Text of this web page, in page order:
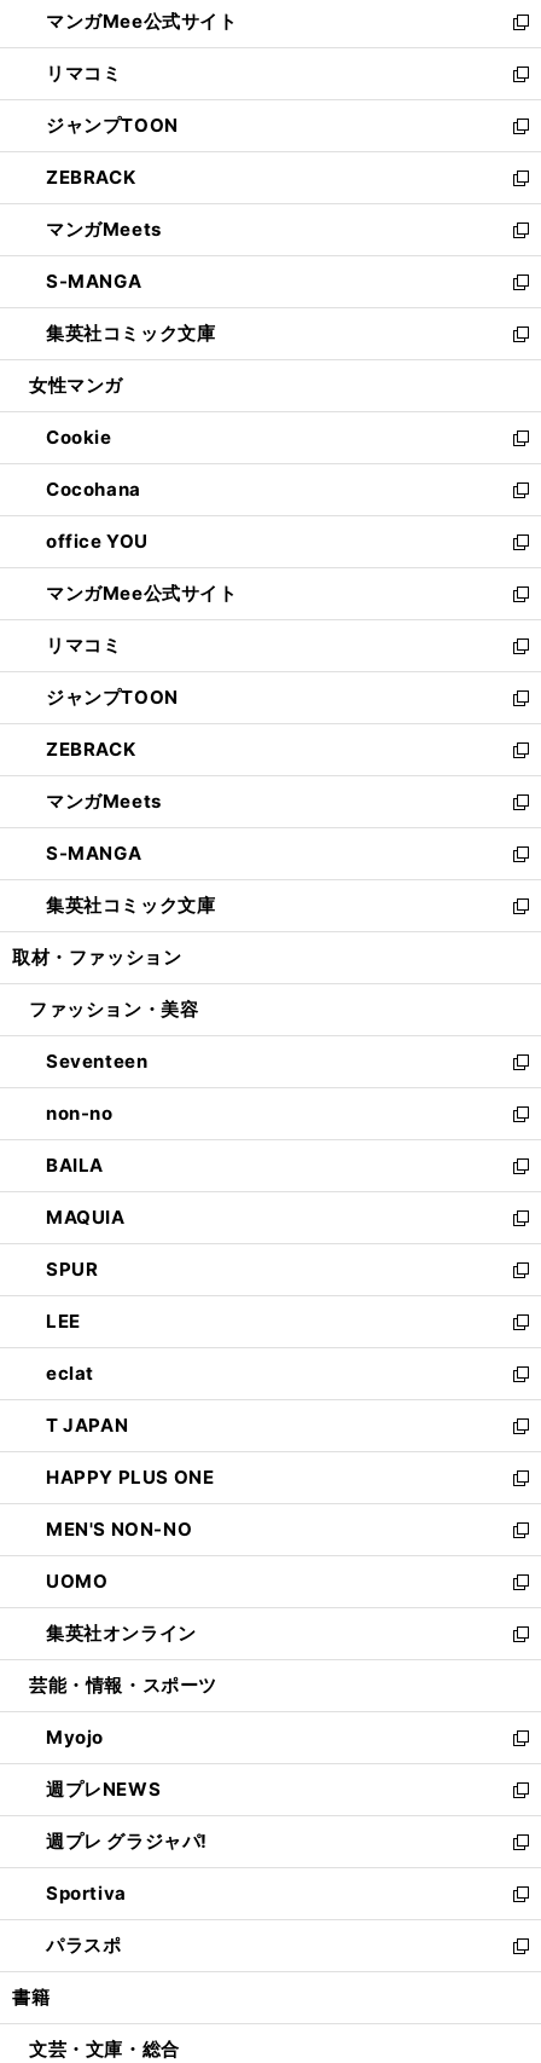
く
ド
ウ
で
開
く
ィ
ン
ド
ウ
で
開
く
い
ウ
ィ
ン
ド
ウ
で
開
く
マンガMee公式サイト
新
し
い
ウ
ィ
ン
ド
ウ
で
開
く
リマコミ
新
し
い
ウ
ィ
ン
ド
ウ
で
開
く
ジャンプTOON
新
し
い
ウ
ィ
ン
ド
ウ
で
開
ZEBRACK
新
し
い
ウ
ィ
ン
ド
ウ
開
く
マンガMeets
新
し
い
ウ
ィ
ン
ウ
で
開
く
S-MANGA
新
し
い
ウ
ン
ド
ウ
で
開
く
集英社コミック文庫
新
し
ウ
ィ
ン
ド
ウ
で
開
く
女性マンガ
Cookie
新
し
い
ウ
ィ
ン
ド
ウ
で
開
く
Cocohana
新
し
い
ウ
ィ
ン
ド
ウ
で
開
く
office YOU
新
し
い
ウ
ィ
ン
ド
ウ
で
開
く
マンガMee公式サイト
新
し
い
ウ
ィ
ン
ド
ウ
で
開
く
リマコミ
新
し
い
ウ
ィ
ン
ド
ウ
で
開
く
ジャンプTOON
新
し
い
ウ
ィ
ン
ド
ウ
で
開
ZEBRACK
新
し
い
ウ
ィ
ン
ド
ウ
開
マンガMeets
新
し
い
ウ
ィ
ン
ウ
開
く
S-MANGA
新
し
い
ウ
ン
ウ
で
開
く
集英社コミック文庫
新
し
ウ
ン
ド
ウ
で
開
く
取材・ファッション
ファッション・美容
Seventeen
新
し
い
ウ
ィ
ン
ド
ウ
で
開
く
non-no
新
し
い
ウ
ィ
ン
ド
ウ
で
開
く
BAILA
新
し
い
ウ
ィ
ン
ド
ウ
で
開
く
MAQUIA
新
し
い
ウ
ィ
ン
ド
ウ
で
開
く
SPUR
新
し
い
ウ
ィ
ン
ド
ウ
で
開
く
LEE
新
し
い
ウ
ィ
ン
ド
ウ
で
開
く
eclat
新
し
い
ウ
ィ
ン
ド
ウ
で
開
く
T JAPAN
新
し
い
ウ
ィ
ン
ド
ウ
で
開
HAPPY PLUS ONE
新
し
い
ウ
ィ
ン
ド
ウ
開
く
MEN'S NON-NO
新
し
い
ウ
ィ
ン
ウ
で
開
く
UOMO
新
し
い
ウ
ン
ド
ウ
で
開
く
集英社オンライン
新
し
ウ
ィ
ン
ド
ウ
で
開
く
芸能・情報・スポーツ
Myojo
新
し
い
ウ
ィ
ン
ド
ウ
で
開
週プレNEWS
新
し
い
ウ
ィ
ン
ド
ウ
開
週プレ グラジャパ!
新
し
い
ウ
ィ
ン
ウ
Sportiva
新
し
い
ウ
ン
パラスポ
新
し
ウ
書籍
文芸・文庫・総合